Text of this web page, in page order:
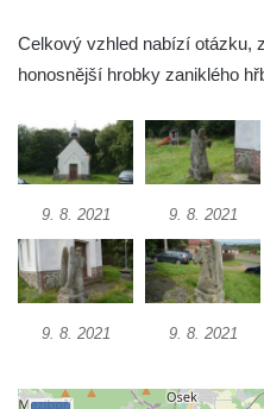
Socha Beruška v ZOO
Socha Vážka v ZOO Hluboká
Socha Volavka v ZOO
Flamingo trůn v ZOO Hluboká
Socha Opičákovník v ZOO
Socha Roháč v ZOO Hluboká
Celkový vzhled nabízí otázku,
honosnější hrobky zaniklého
9. 8. 2021 9. 8. 2021
9. 8. 2021 9. 8. 2021